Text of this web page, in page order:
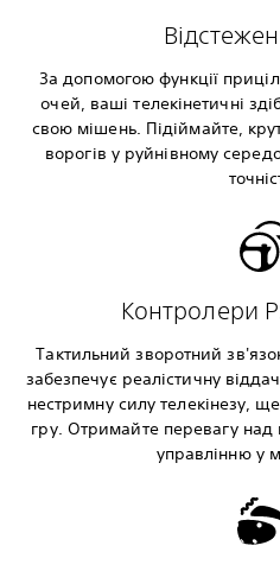
За допомогою функції
очей, ваші телекінетичні
свою мішень. Підіймайте,
ворогів у руйнівному
Контролери
Тактильний зворотний
забезпечує реалістичну
нестримну силу телекінезу,
гру. Отримайте перевагу
управлінню у